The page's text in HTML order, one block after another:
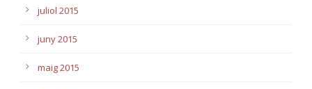
juliol 2015
juny 2015
maig 2015